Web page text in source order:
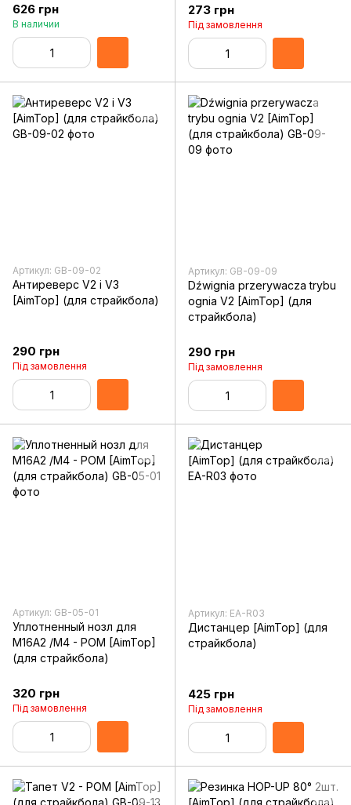
626 грн
В наличии
273 грн
Під замовлення
Артикул: GB-09-02
Антиреверс V2 i V3
[AimTop] (для страйкбола)
290 грн
Під замовлення
Артикул: GB-09-09
Dźwignia przerywacza trybu
ognia V2 [AimTop] (для
страйкбола)
290 грн
Під замовлення
Артикул: GB-05-01
Уплотненный нозл для
M16A2 /M4 - POM [AimTop]
(для страйкбола)
320 грн
Під замовлення
Артикул: EA-R03
Дистанцер [AimTop] (для
страйкбола)
425 грн
Під замовлення